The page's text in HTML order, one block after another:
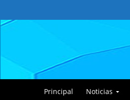
Principal Noticias